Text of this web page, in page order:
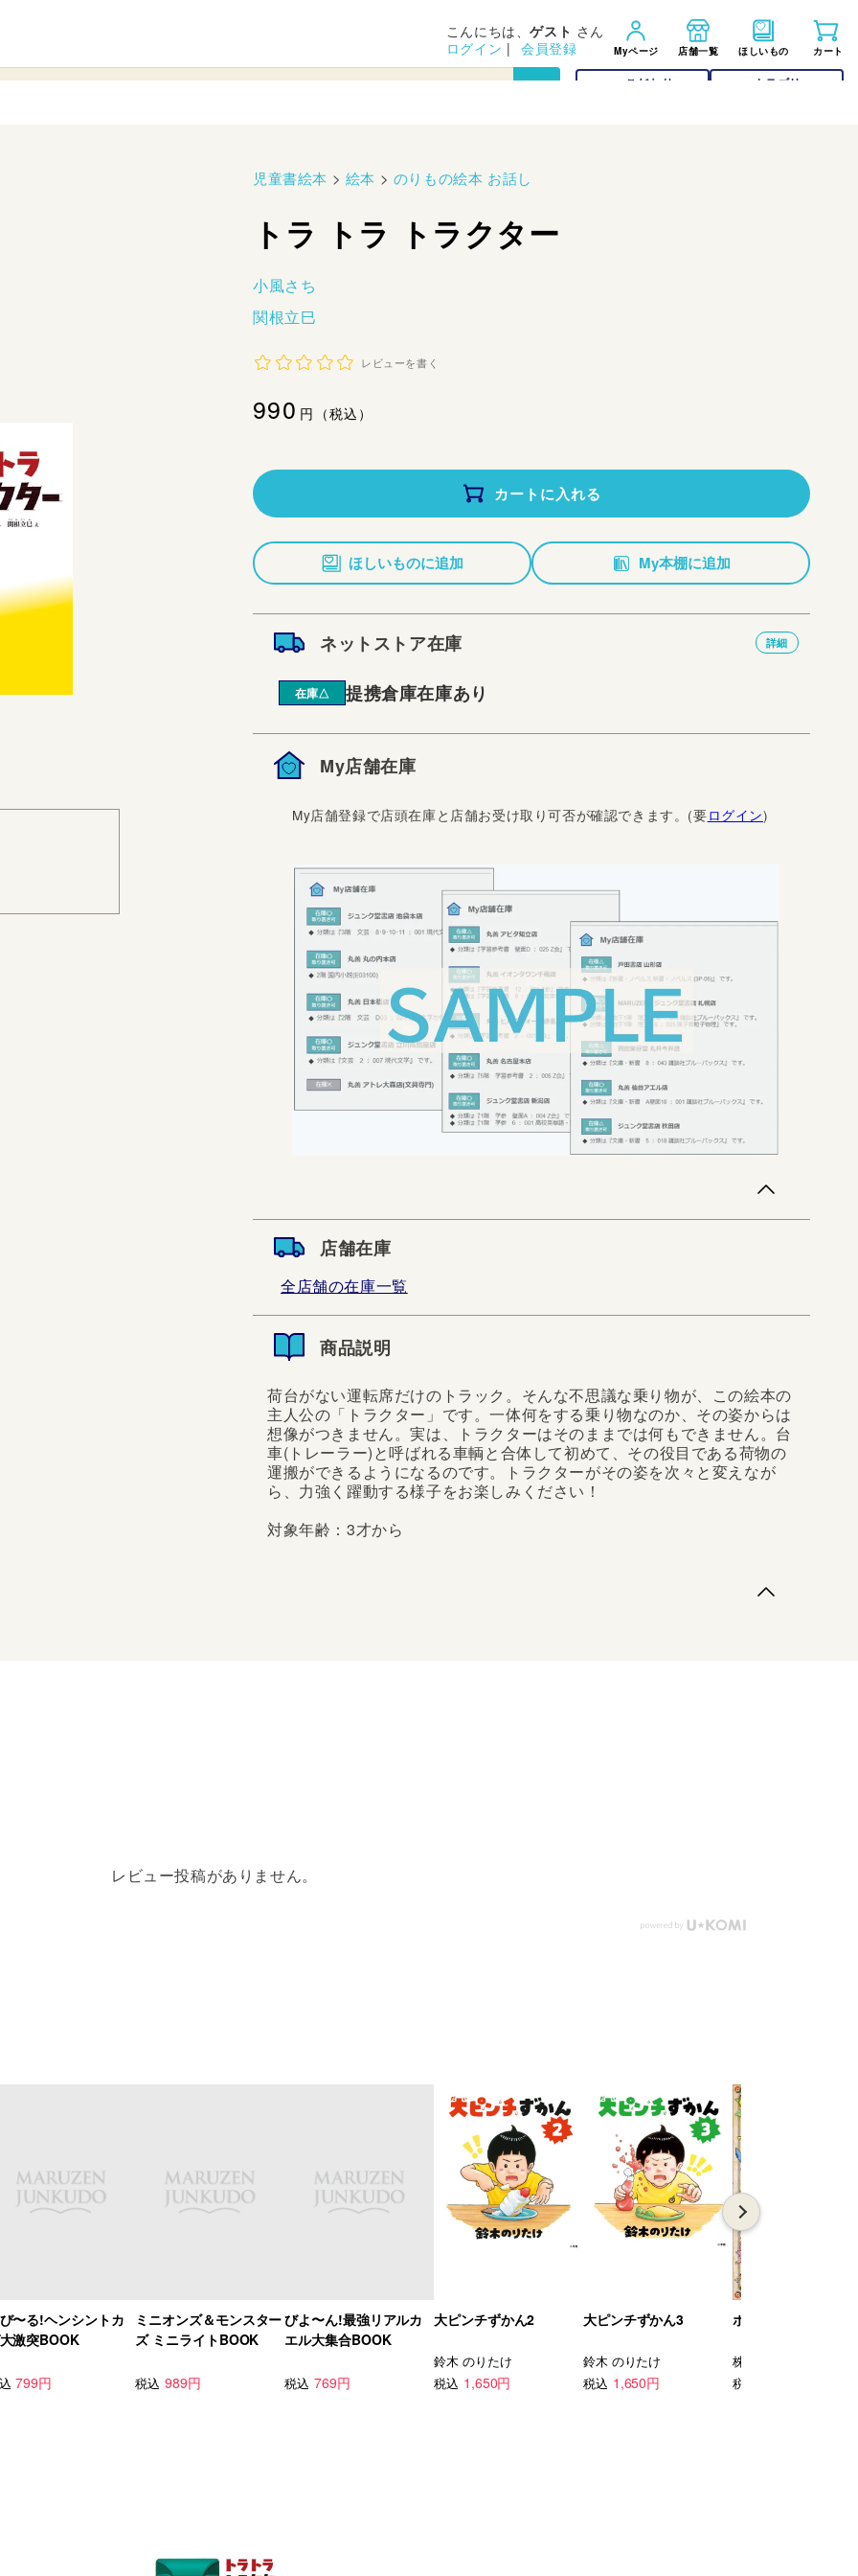
こだわり カテゴリー
こんにちは、ゲスト さん
ログイン | 会員登録 Myページ 店舗一覧 ほしいもの カート
児童書絵本 > 絵本 > のりもの絵本 お話し
トラ トラ トラクター
小風さち
関根立巳
レビューを書く
通
価
格
990円（税込）
カートに入れる
ほしいものに追加 My本棚に追加
ネットストア在庫 詳細
在庫△ 提携倉庫在庫あり
My店舗在庫
My店舗登録で店頭在庫と店舗お受け取り可否が確認できます。(要ログイン)
店舗在庫
全店舗の在庫一覧
商品説明
荷台がない運転席だけのトラック。そんな不思議な乗り物が、この絵本の
主人公の「トラクター」です。一体何をする乗り物なのか、その姿からは
想像がつきません。実は、トラクターはそのままでは何もできません。台
車(トレーラー)と呼ばれる車輌と合体して初めて、その役目である荷物の
運搬ができるようになるのです。トラクターがその姿を次々と変えなが
ら、力強く躍動する様子をお楽しみください！
対象年齢：3才から
レビュー投稿がありません。
〜る!ヘンシントカ
激突BOOK
799円
ミニオンズ＆モンスター
ズ ミニライトBOOK
税込 989円
びよ〜ん!最強リアルカ
エル大集合BOOK
税込 769円
大ピンチずかん2
鈴木 のりたけ
税込 1,650円
大ピンチずかん3
鈴木 のりたけ
税込 1,650円
ポケモン生態図鑑
株式会社ポケモン
税込